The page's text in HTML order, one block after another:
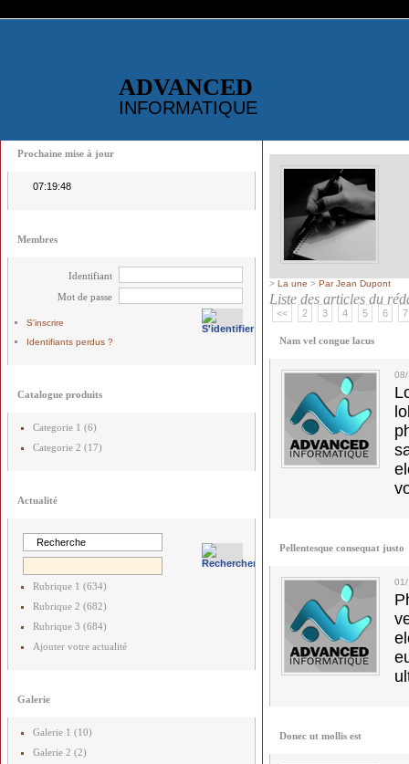
ADVANCED
INFORMATIQUE
Prochaine mise à jour
07:19:48
Membres
Identifiant
Mot de passe
S'inscrire
Identifiants perdus ?
Catalogue produits
Categorie 1 (6)
Categorie 2 (17)
Actualité
Rubrique 1 (634)
Rubrique 2 (682)
Rubrique 3 (684)
Ajouter votre actualité
Galerie
Galerie 1 (10)
Galerie 2 (2)
> La une > Par Jean Dupont
Liste des articles du
<< 2 3 4 5 6 7
Nam vel congue lacus
Pellentesque consequat justo
Donec ut mollis est